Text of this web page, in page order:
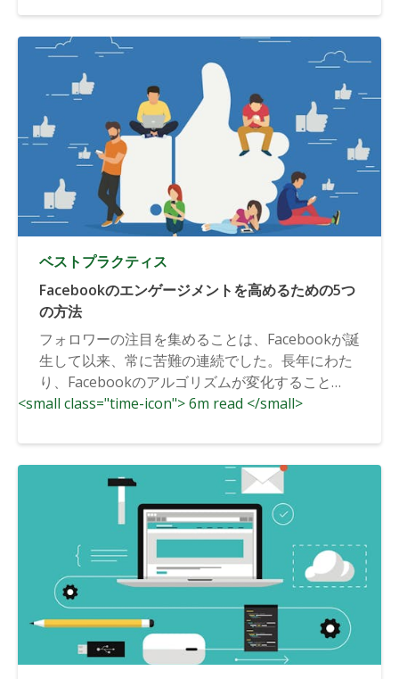
ベストプラクティス
Facebookのエンゲージメントを高めるための5つ
の方法
フォロワーの注目を集めることは、Facebookが誕
生して以来、常に苦難の連続でした。長年にわた
り、Facebookのアルゴリズムが変化すること
で、...
<small class="time-icon"> 6m read </small>